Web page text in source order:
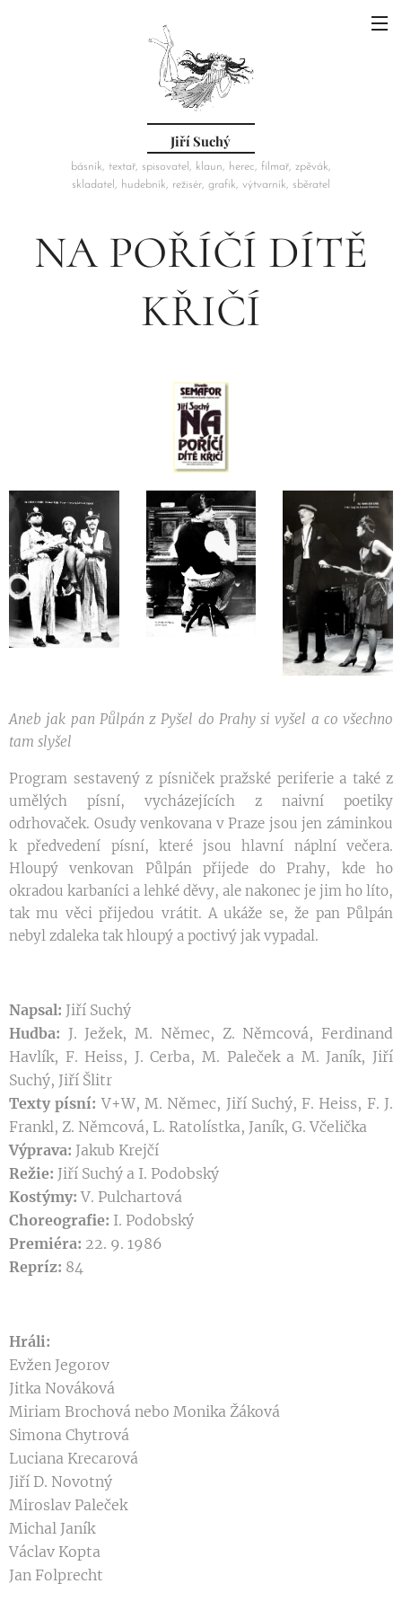
Jiří Suchý
básník, textař, spisovatel, klaun, herec, filmař, zpěvák,
skladatel, hudebník, režisér, grafik, výtvarník, sběratel
NA POŘÍČÍ DÍTĚ
KŘIČÍ
Aneb jak pan Půlpán z Pyšel do Prahy si vyšel a co všechno
tam slyšel
Program sestavený z písniček pražské periferie a také z
umělých písní, vycházejících z naivní poetiky
odrhovaček. Osudy venkovana v Praze jsou jen záminkou
k předvedení písní, které jsou hlavní náplní večera.
Hloupý venkovan Půlpán přijede do Prahy, kde ho
okradou karbaníci a lehké děvy, ale nakonec je jim ho líto,
tak mu věci přijedou vrátit. A ukáže se, že pan Půlpán
nebyl zdaleka tak hloupý a poctivý jak vypadal.
Napsal: Jiří Suchý
Hudba: J. Ježek, M. Němec, Z. Němcová, Ferdinand
Havlík, F. Heiss, J. Cerba, M. Paleček a M. Janík, Jiří
Suchý, Jiří Šlitr
Texty písní: V+W, M. Němec, Jiří Suchý, F. Heiss, F. J.
Frankl, Z. Němcová, L. Ratolístka, Janík, G. Včelička
Výprava: Jakub Krejčí
Režie: Jiří Suchý a I. Podobský
Kostýmy: V. Pulchartová
Choreografie: I. Podobský
Premiéra: 22. 9. 1986
Repríz: 84
Hráli:
Evžen Jegorov
Jitka Nováková
Miriam Brochová nebo Monika Žáková
Simona Chytrová
Luciana Krecarová
Jiří D. Novotný
Miroslav Paleček
Michal Janík
Václav Kopta
Jan Folprecht